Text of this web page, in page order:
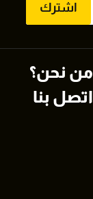
اشترك
من نحن؟
اتصل بنا